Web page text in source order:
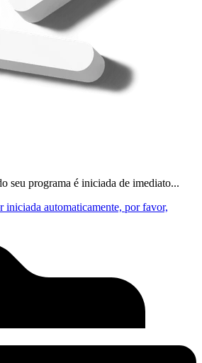
seu programa é iniciada de imediato...
iniciada automaticamente, por favor,